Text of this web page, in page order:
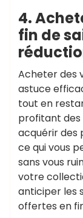
4.
fin de
Acheter des
astuce
tout en
profitant des
acquérir des
ce qui vous
sans vous
votre
anticiper les
offertes en